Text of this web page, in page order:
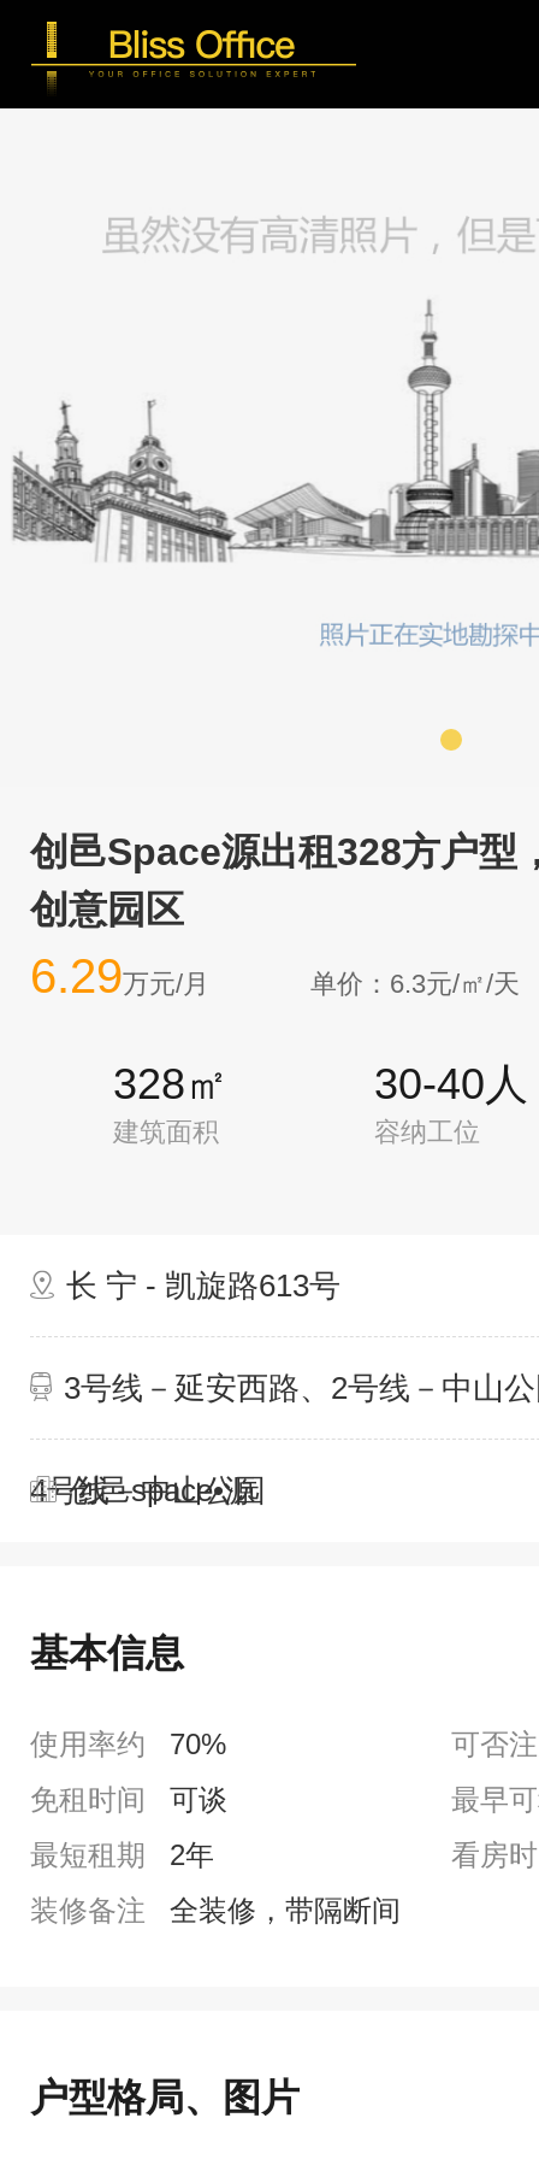
创邑Space源出租328方户型
创意园区
6.29万元/月 单价：6.3元/㎡/天
328㎡
建筑面积
30-40人
容纳工位
长 宁 - 凯旋路613号
3号线－延安西路、2号线－中山
4号线－中山公园
创邑space•源
基本信息
使用率约 70%
可否
免租时间
可谈
最早
最短租期
2年
看房
装修备注
全装修，带隔断间
户型格局、图片